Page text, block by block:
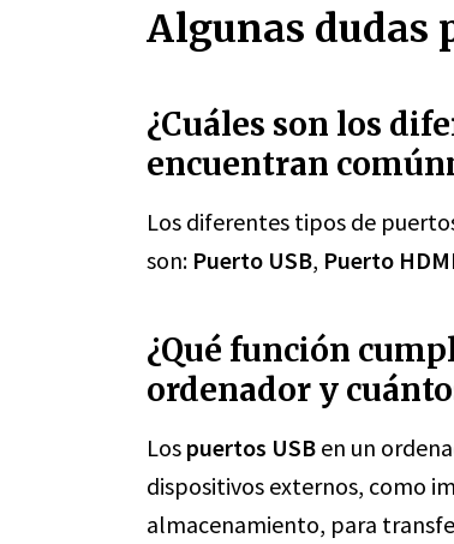
Algunas dudas
¿Cuáles son los
encuentran
Los diferentes tipos de
son: Puerto USB, Puerto
¿Qué función
ordenador y
Los puertos USB en un
dispositivos externos, como
almacenamiento, para